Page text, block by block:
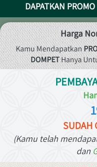
DAPATKAN
Harga
Kamu Mendapatkan
DOMPET Hanya
SUDAH
(Kamu telah
dan